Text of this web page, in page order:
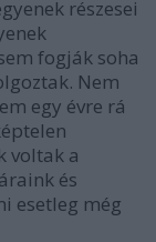
részesei
fogják soha
Nem
egy évre rá
voltak a
és
esetleg még